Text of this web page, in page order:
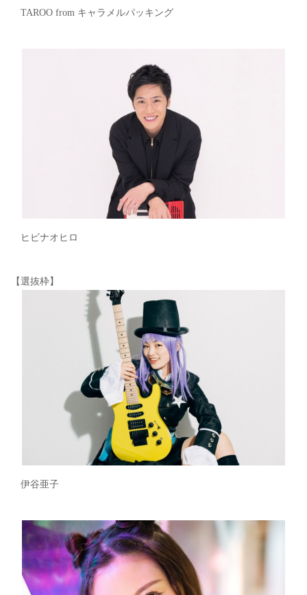
TAROO from キャラメルパッキング
ヒビナオヒロ
【選抜枠】
伊谷亜子